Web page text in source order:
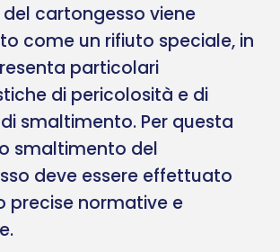
cartongesso viene
come un rifiuto speciale, in
particolari
di pericolosità e di
smaltimento. Per questa
smaltimento del
deve essere effettuato
precise normative e